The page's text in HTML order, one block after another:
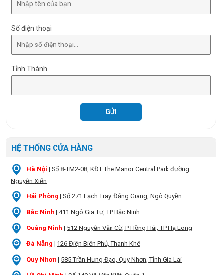
Số điện thoại
Tỉnh Thành
HỆ THỐNG CỬA HÀNG
Hà Nội | Số 8-TM2-08, KĐT The Manor Central Park đường
Nguyễn Xiển
Hải Phòng | Số 271 Lạch Tray, Đằng Giang, Ngô Quyền
Bắc Ninh | 411 Ngô Gia Tự, TP Bắc Ninh
Quảng Ninh | 512 Nguyễn Văn Cừ, P Hồng Hải, TP Hạ Long
Đà Nẵng | 126 Điện Biên Phủ, Thanh Khê
Quy Nhơn | 585 Trần Hưng Đạo, Quy Nhơn, Tỉnh Gia Lai